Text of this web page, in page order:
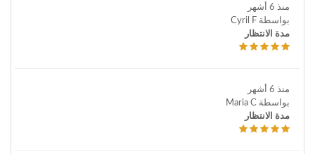
منذ 6 أشهر
بواسطة Cyril F
مدة الانتظار
منذ 6 أشهر
بواسطة Maria C
مدة الانتظار